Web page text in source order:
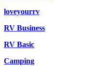
loveyourrv
RV Business
RV Basic
Camping